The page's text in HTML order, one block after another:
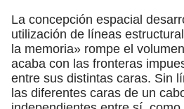
La concepción espacial
utilización de líneas
la memoria» rompe el
acaba con las fronteras
entre sus distintas caras. Sin
las diferentes caras de un